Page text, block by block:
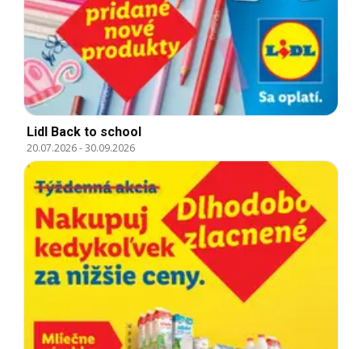
Lidl Back to school
20.07.2026-30.09.2026